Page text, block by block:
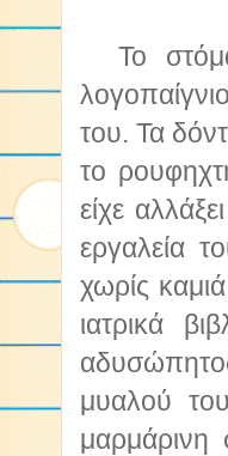
Το
του. Τα
το
είχε
εργαλεία
χωρίς
ιατρικά
μυαλού
μαρμάρινη